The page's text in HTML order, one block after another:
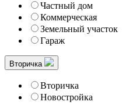
Частный дом
Коммерческая
Земельный участок
Гараж
Вторичка
Вторичка
Новостройка